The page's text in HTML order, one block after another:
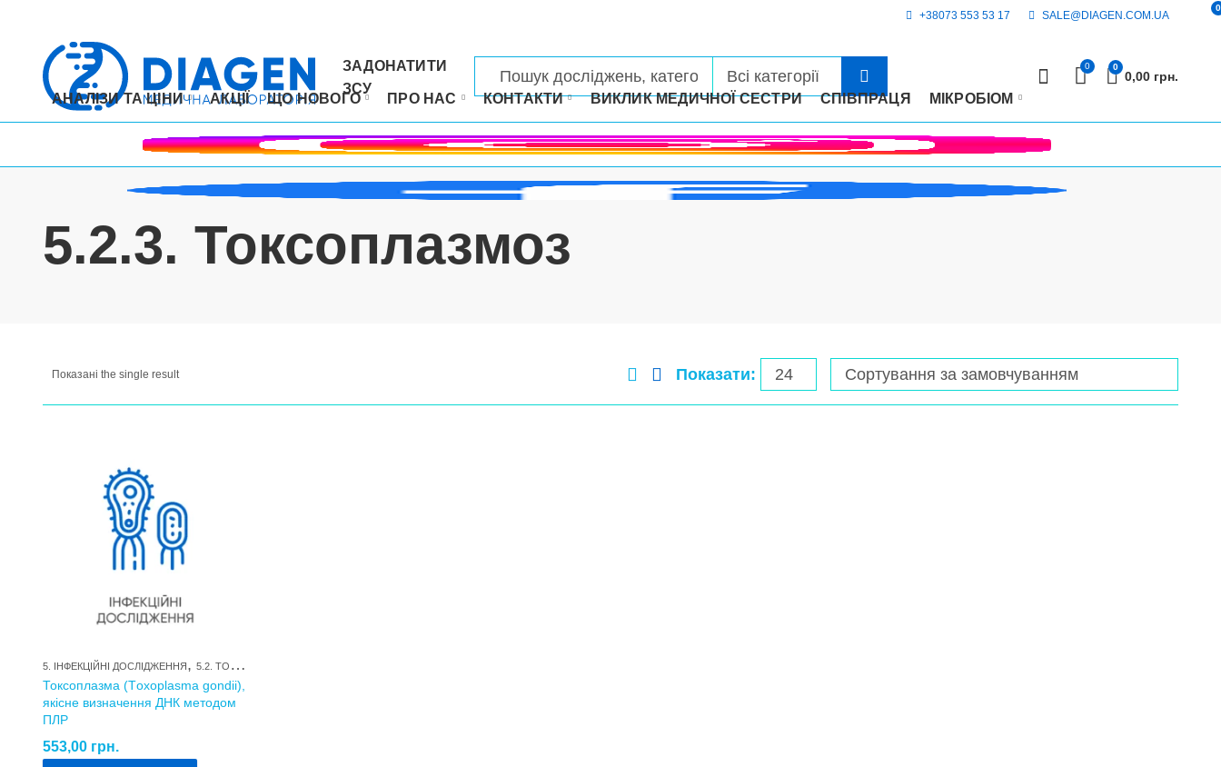
+38073 553 53 17 SALE@DIAGEN.COM.UA
ЗАДОНАТИТИ
ЗСУ
0 0
0,00 грн.
АНАЛІЗИ ТА ЦІНИ АКЦІЇ ЩО НОВОГО ПРО НАС КОНТАКТИ ВИКЛИК МЕДИЧНОЇ СЕСТРИ СПІВПРАЦЯ МІКРОБІОМ
5.2.3. Токсоплазмоз
Показані the single result Показати:
5. ІНФЕКЦІЙНІ ДОСЛІДЖЕННЯ, 5.2. TORCH-ІНФЕКЦІЇ
Токсоплазма (Тoxoplasma gondii),
якісне визначення ДНК методом
ПЛР
553,00 грн.
0